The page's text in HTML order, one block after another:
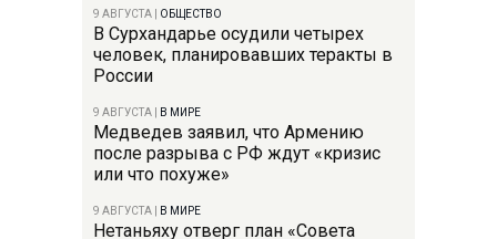
9 АВГУСТА ОБЩЕСТВО
В Сурхандарье осудили четырех
человек, планировавших теракты в
России
9 АВГУСТА В МИРЕ
Медведев заявил, что Армению
после разрыва с РФ ждут «кризис
или что похуже»
9 АВГУСТА В МИРЕ
Нетаньяху отверг план «Совета